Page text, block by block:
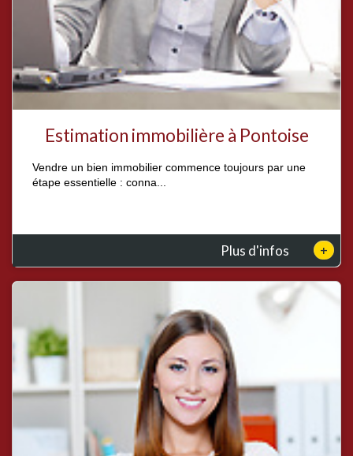
Estimation immobilière à Pontoise
Vendre un bien immobilier commence toujours par une
étape essentielle : conna...
Plus d'infos +